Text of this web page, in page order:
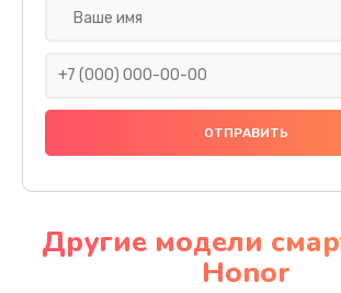
Замена задней камеры
Замена динамика
Замена стекла камеры
Другие модели
Honor